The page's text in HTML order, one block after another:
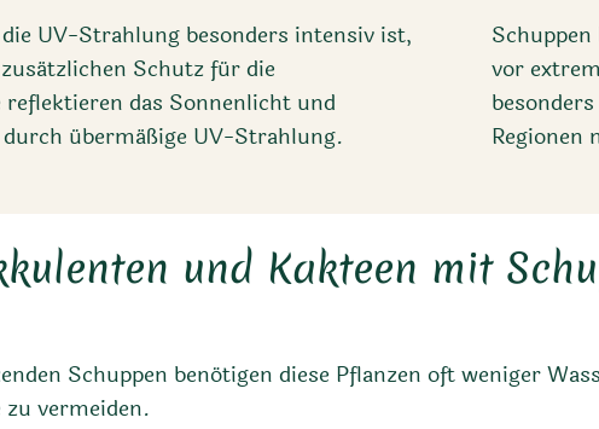
UV-Strahlung besonders intensiv ist,
Schutz für die
reflektieren das Sonnenlicht und
übermäßige UV-Strahlung.
vor
Regionen
und Kakteen mit
Schuppen benötigen diese Pflanzen oft weniger
vermeiden.